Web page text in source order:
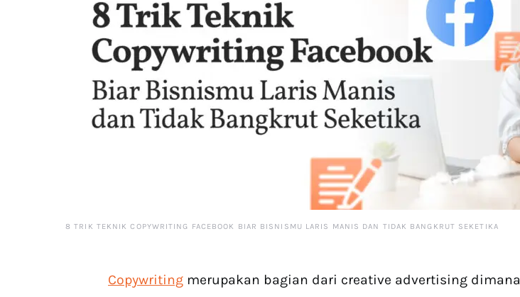
8 TRIK TEKNIK COPYWRITING FACEBOOK BIAR BISNISMU LARIS MANIS DAN TIDAK BANGKRUT SEKETIKA
Copywriting merupakan bagian dari creative advertising dimana